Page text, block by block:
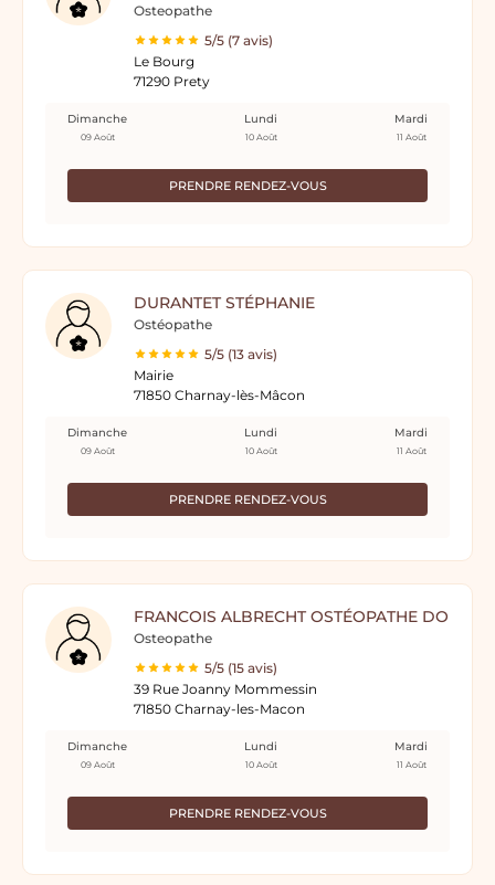
Osteopathe
5/5 (7 avis)
Le Bourg
71290 Prety
PRENDRE RENDEZ-VOUS
Dimanche
09 Août
Lundi
10 Août
Mardi
11 Août
DURANTET STÉPHANIE
Ostéopathe
5/5 (13 avis)
Mairie
71850 Charnay-lès-Mâcon
PRENDRE RENDEZ-VOUS
Dimanche
09 Août
Lundi
10 Août
Mardi
11 Août
FRANCOIS ALBRECHT OSTÉOPATHE DO
Osteopathe
5/5 (15 avis)
39 Rue Joanny Mommessin
71850 Charnay-les-Macon
PRENDRE RENDEZ-VOUS
Dimanche
09 Août
Lundi
10 Août
Mardi
11 Août